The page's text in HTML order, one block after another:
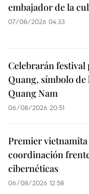
embajador de la
07/08/2026 04:33
Celebrarán
Quang, símbolo
Quang Nam
06/08/2026 20:51
Premier
coordinación
cibernéticas
06/08/2026 12:58